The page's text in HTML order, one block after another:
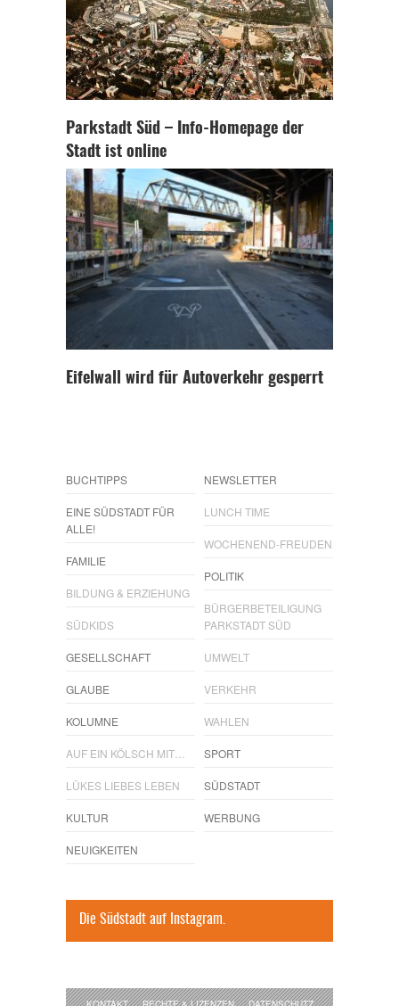
Parkstadt Süd – Info-Homepage der
Stadt ist online
Eifelwall wird für Autoverkehr gesperrt
BUCHTIPPS
EINE SÜDSTADT FÜR
ALLE!
FAMILIE
BILDUNG & ERZIEHUNG
SÜDKIDS
GESELLSCHAFT
GLAUBE
KOLUMNE
AUF EIN KÖLSCH MIT…
LÜKES LIEBES LEBEN
KULTUR
NEUIGKEITEN
NEWSLETTER
LUNCH TIME
WOCHENEND-FREUDEN
POLITIK
BÜRGERBETEILIGUNG
PARKSTADT SÜD
UMWELT
VERKEHR
WAHLEN
SPORT
SÜDSTADT
WERBUNG
Die Südstadt auf Instagram.